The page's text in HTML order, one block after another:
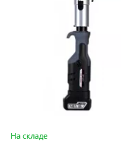
На складе